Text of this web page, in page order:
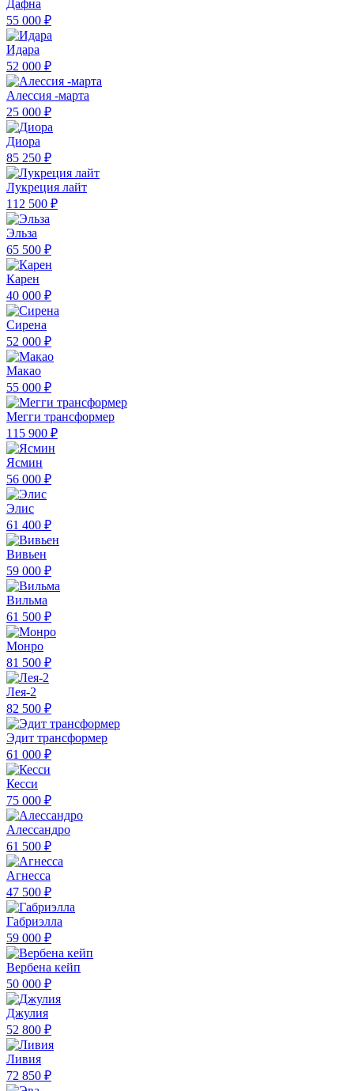
Дафна
55 000 ₽
Идара
52 000 ₽
Алессия -марта
25 000 ₽
Диора
85 250 ₽
Лукреция лайт
112 500 ₽
Эльза
65 500 ₽
Карен
40 000 ₽
Сирена
52 000 ₽
Макао
55 000 ₽
Мегги трансформер
115 900 ₽
Ясмин
56 000 ₽
Элис
61 400 ₽
Вивьен
59 000 ₽
Вильма
61 500 ₽
Монро
81 500 ₽
Лея-2
82 500 ₽
Эдит трансформер
61 000 ₽
Кесси
75 000 ₽
Алессандро
61 500 ₽
Агнесса
47 500 ₽
Габриэлла
59 000 ₽
Вербена кейп
50 000 ₽
Джулия
52 800 ₽
Ливия
72 850 ₽